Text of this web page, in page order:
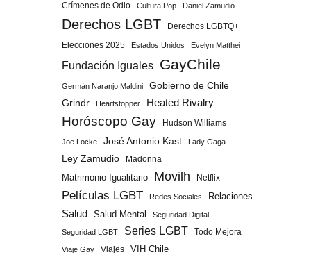
Crímenes de Odio Cultura Pop Daniel Zamudio
Derechos LGBT
Derechos LGBTQ+
Elecciones 2025
Estados Unidos Evelyn Matthei
Fundación Iguales GayChile
Germán Naranjo Maldini
Gobierno de Chile
Grindr
Heartstopper Heated Rivalry
Horóscopo Gay Hudson Williams
Joe Locke José Antonio Kast Lady Gaga
Ley Zamudio Madonna
Matrimonio Igualitario Movilh Netflix
Películas LGBT Redes Sociales Relaciones
Salud Salud Mental Seguridad Digital
Seguridad LGBT Series LGBT Todo Mejora
Viaje Gay Viajes VIH Chile